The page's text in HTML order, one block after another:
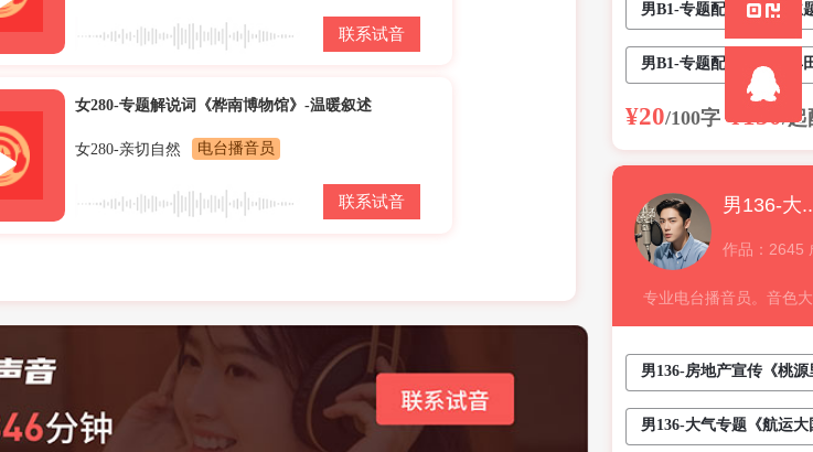
联系试音
女280-专题解说词《桦南博物馆》-温暖叙述
女280-亲切自然 电台播音员
联系试音
部分作品：
企...
男B1-专题配音《大赛主
男B1-专题配音《一汽丰
¥20/100字 ¥150/起
男136-
作品：2645
专业电台播音员。音色
性。尤其 擅长政府、企
件。从事配音10多年。
部分作品：
男136-房地产宣传《桃
男136-大气专题《航运